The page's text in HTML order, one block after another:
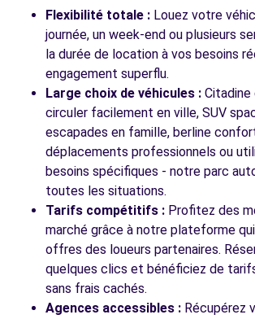
Voir l'agence
Voir toutes les agences
Flexibilité totale : Louez votre
journée, un week-end ou plusieurs
la durée de location à vos besoins
engagement superflu.
Large choix de véhicules :
circuler facilement en ville, SUV
escapades en famille, berline
déplacements professionnels ou
besoins spécifiques - notre parc
toutes les situations.
Tarifs compétitifs : Profitez des
marché grâce à notre plateforme
offres des loueurs partenaires.
quelques clics et bénéficiez de
sans frais cachés.
Agences accessibles : Récupérez